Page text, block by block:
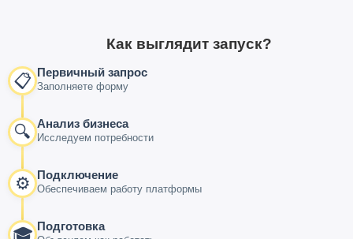
Как выглядит запуск?
📋 Первичный запрос
Заполняете форму
🔍 Анализ бизнеса
Исследуем потребности
⚙️ Подключение
Обеспечиваем работу платформы
🎓 Подготовка